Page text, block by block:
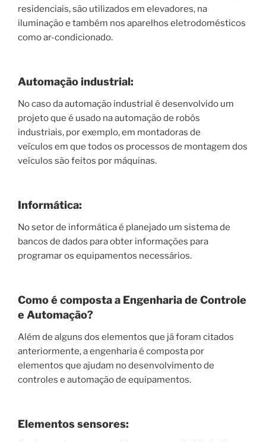
residenciais, são utilizados em elevadores, na
iluminação e também nos aparelhos eletrodomésticos
como ar-condicionado.
Automação industrial:
No caso da automação industrial é desenvolvido um
projeto que é usado na automação de robôs
industriais, por exemplo, em montadoras de
veículos em que todos os processos de montagem dos
veículos são feitos por máquinas.
Informática:
No setor de informática é planejado um sistema de
bancos de dados para obter informações para
programar os equipamentos necessários.
Como é composta a Engenharia de Controle
e Automação?
Além de alguns dos elementos que já foram citados
anteriormente, a engenharia é composta por
elementos que ajudam no desenvolvimento de
controles e automação de equipamentos.
Elementos sensores: